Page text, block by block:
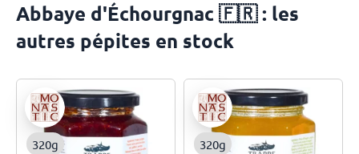
Abbaye d'Échourgnac 🇫🇷 : les
autres pépites en stock
320g 320g